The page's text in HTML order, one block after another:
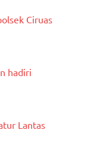
Ciruas
hadiri
Lantas